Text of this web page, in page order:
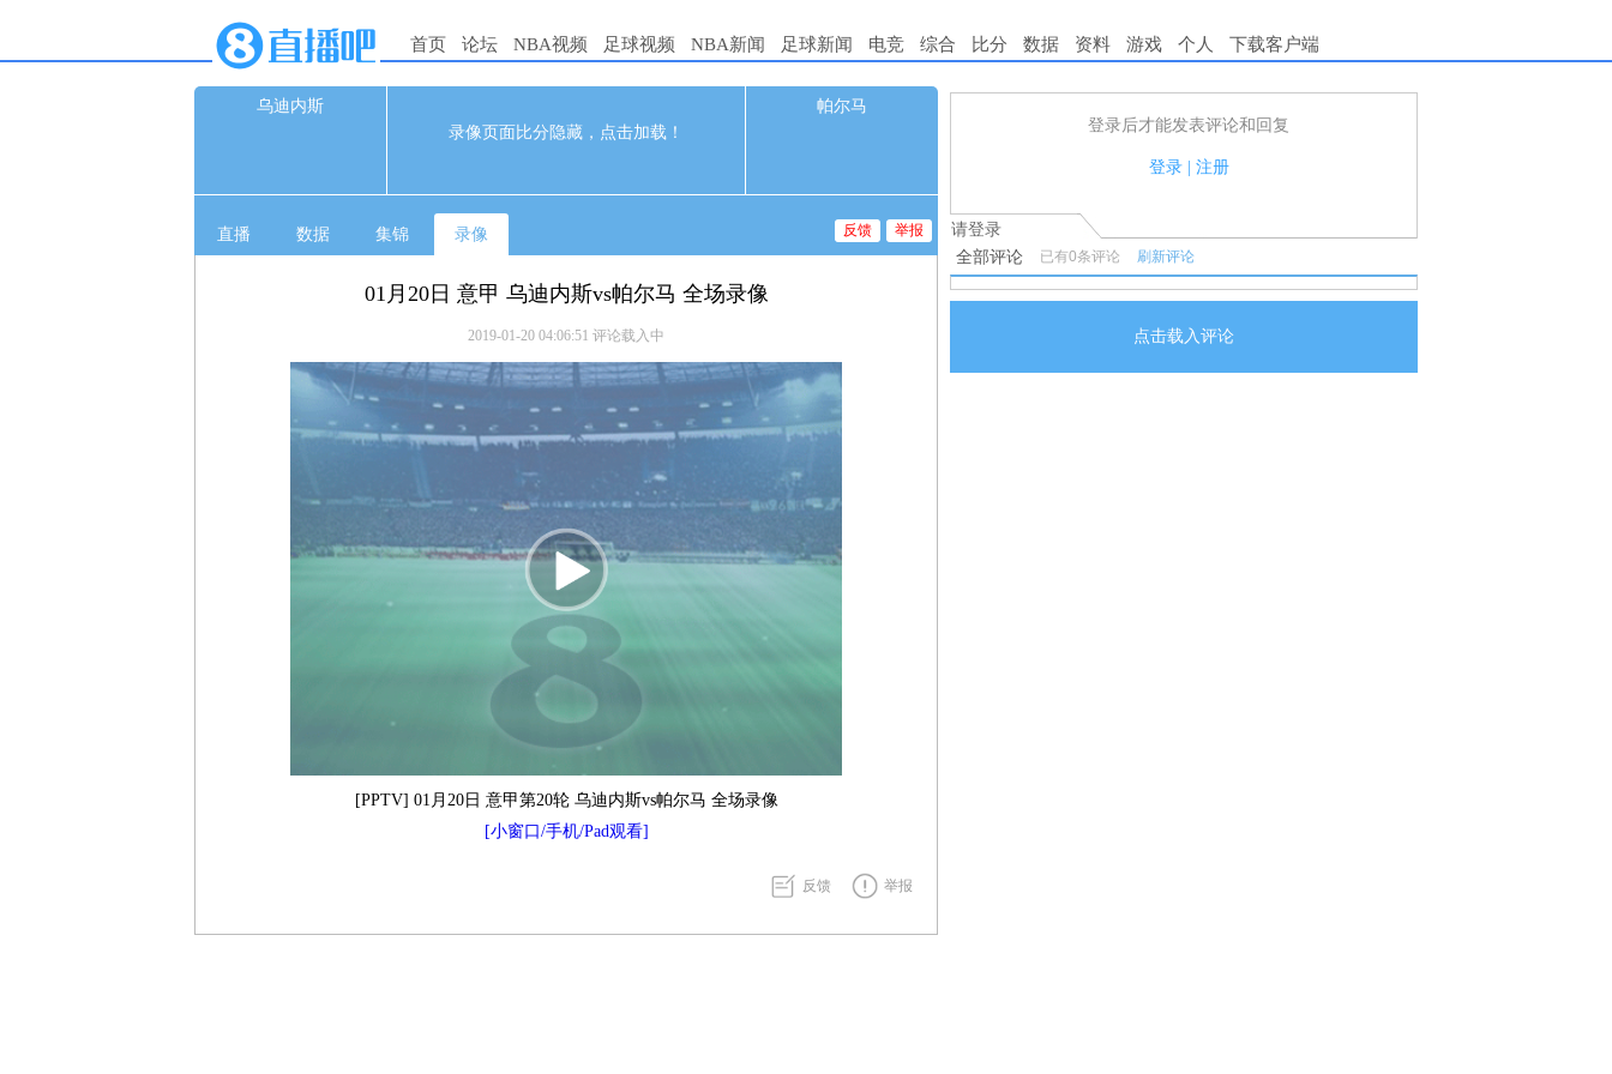
首页 论坛 NBA视频 足球视频 NBA新闻 足球新闻 电竞 综合 比分 数据 资料 游戏 个人 下载客户端
乌迪内斯
录像页面比分隐藏，点击加载！
0 01-20 01:00
帕尔马
直播 数据 集锦 录像 举报
反馈
01月20日 意甲 乌迪内斯vs帕尔马 全场录像
2019-01-20 04:06:51 评论载入中
[PPTV] 01月20日 意甲第20轮 乌迪内斯vs帕尔马 全场录像
[小窗口/手机/Pad观看]
反馈 举报
登录后才能发表评论和回复
登录| 注册
1.电脑端新用户可以发表评论了！
2.发言请遵守国家法律法规.
请登录
全部评论 已有0条评论 刷新评论
点击载入评论